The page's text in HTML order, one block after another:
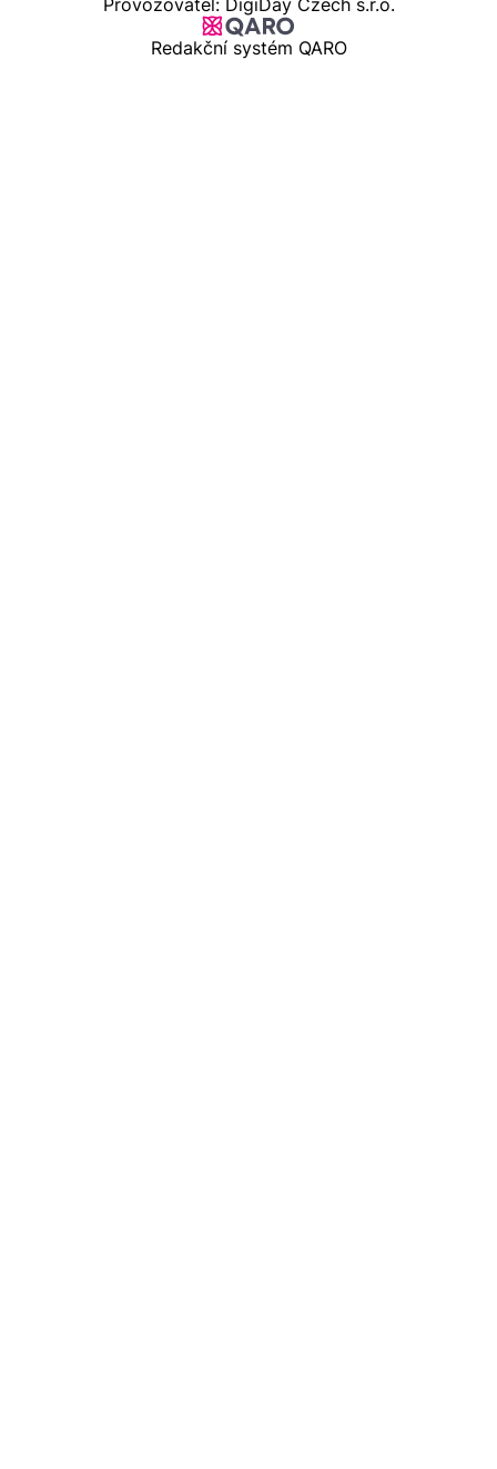
Provozovatel: DigiDay Czech s.r.o.
Redakční systém QARO